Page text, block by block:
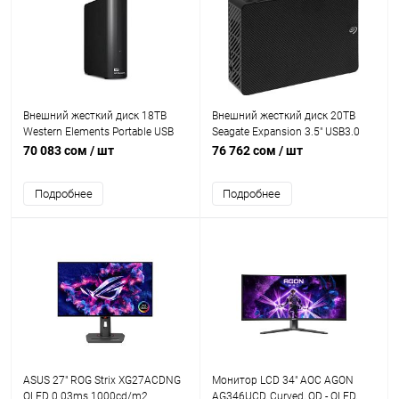
Внешний жесткий диск 18TB
Western Elements Portable USB
3.2 [WDBWLG0180HBK-EESN]
70 083 сом / шт
Подробнее
Внешний жесткий диск 20TB
Seagate Expansion 3.5" USB3.0
[STKP20000400]
76 762 сом / шт
Подробнее
ASUS 27" ROG Strix XG27ACDNG
OLED 0.03ms 1000cd/m2
Монитор LCD 34" AOC AGON
AG346UCD, Curved, QD - OLED,